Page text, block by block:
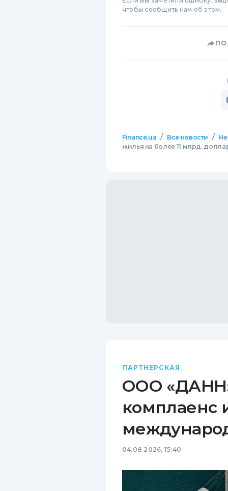
чтобы сообщить нам об этом.
Finance.ua / Все новости /
жилья на более 11 млрд.
ПАРТНЕРСКАЯ
ООО
комплаенс
04.08.2026, 15:40